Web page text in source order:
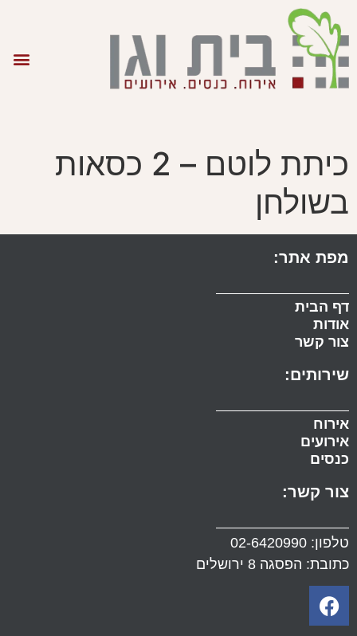
כיתת לוטם – 2 כסאות
בשולחן
מפת אתר:
דף הבית
אודות
צור קשר
שירותים:
אירוח
אירועים
כנסים
צור קשר:
טלפון: 02-6420990
כתובת: הפסגה 8 ירושלים